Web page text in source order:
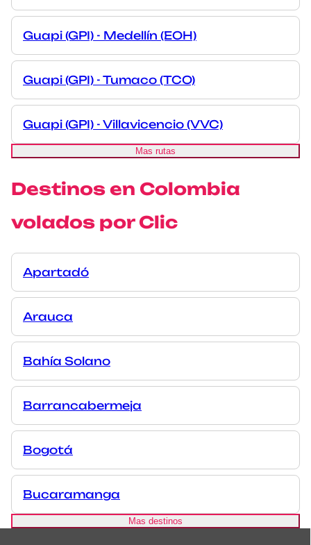
Guapi (GPI) - Medellín (EOH)
Guapi (GPI) - Tumaco (TCO)
Guapi (GPI) - Villavicencio (VVC)
Mas rutas
Destinos en Colombia
volados por Clic
Apartadó
Arauca
Bahía Solano
Barrancabermeja
Bogotá
Bucaramanga
Mas destinos